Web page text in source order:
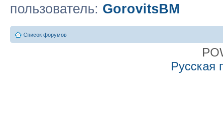
пользователь: GorovitsBM
Список форумов
Русская